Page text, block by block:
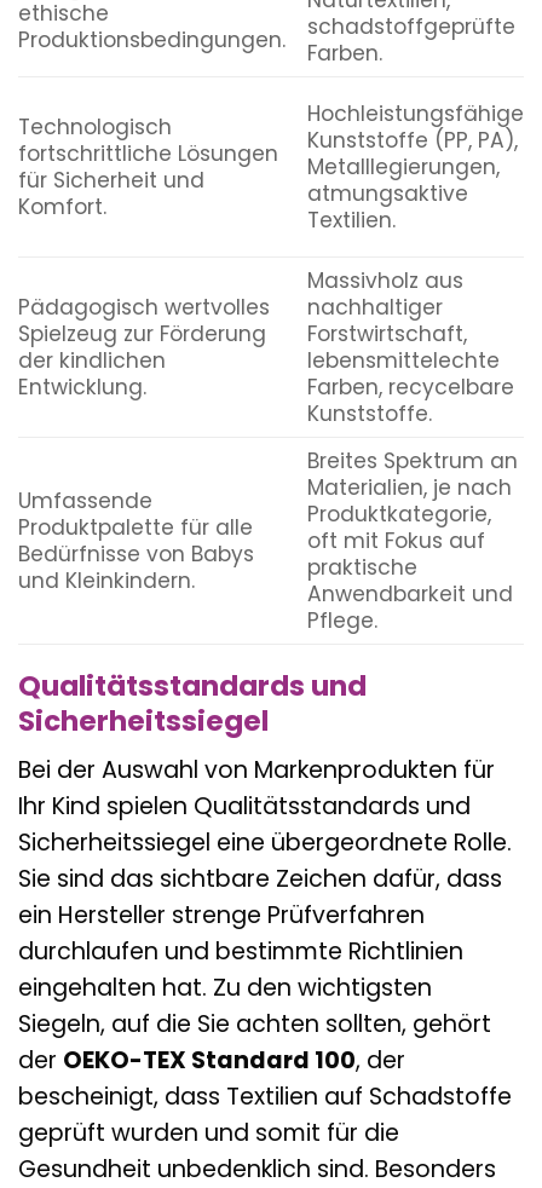
ethische
Produktionsbedingungen.
schadstoffgeprüfte
Farben.
Technologisch
fortschrittliche Lösungen
für Sicherheit und
Komfort.
Hochleistungsfähige
Kunststoffe (PP, PA),
Metalllegierungen,
atmungsaktive
Textilien.
Pädagogisch wertvolles
Spielzeug zur Förderung
der kindlichen
Entwicklung.
Massivholz aus
nachhaltiger
Forstwirtschaft,
lebensmittelechte
Farben, recycelbare
Kunststoffe.
Umfassende
Produktpalette für alle
Bedürfnisse von Babys
und Kleinkindern.
Breites Spektrum an
Materialien, je nach
Produktkategorie,
oft mit Fokus auf
praktische
Anwendbarkeit und
Pflege.
Qualitätsstandards und
Sicherheitssiegel
Bei der Auswahl von Markenprodukten für
Ihr Kind spielen Qualitätsstandards und
Sicherheitssiegel eine übergeordnete Rolle.
Sie sind das sichtbare Zeichen dafür, dass
ein Hersteller strenge Prüfverfahren
durchlaufen und bestimmte Richtlinien
eingehalten hat. Zu den wichtigsten
Siegeln, auf die Sie achten sollten, gehört
der OEKO-TEX Standard 100, der
bescheinigt, dass Textilien auf Schadstoffe
geprüft wurden und somit für die
Gesundheit unbedenklich sind. Besonders